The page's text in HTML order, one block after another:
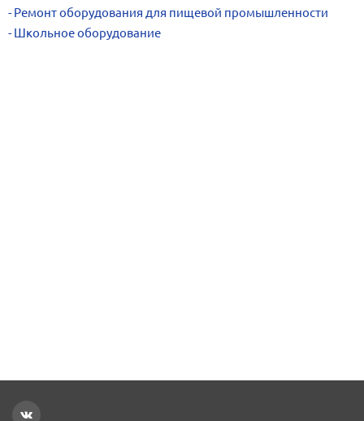
Ремонт оборудования для пищевой промышленности
Школьное оборудование